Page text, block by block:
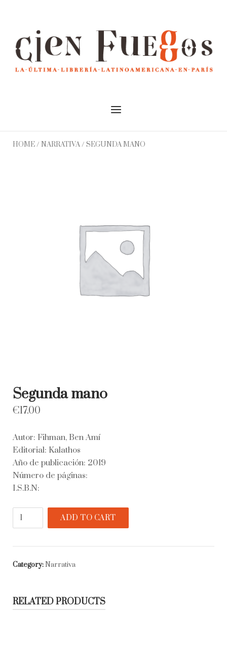
Menu
HOME/ NARRATIVA/ SEGUNDA MANO
Segunda mano
€17.00
Autor: Fihman, Ben Amí
Editorial: Kalathos
Año de publicación: 2019
Número de páginas:
I.S.B.N:
Segunda
ADD TO CART
Category:Narrativa
RELATED PRODUCTS